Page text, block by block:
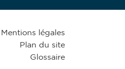
Mentions légales
Plan du site
Glossaire